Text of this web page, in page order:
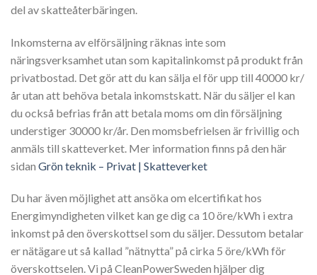
del av skatteåterbäringen.
Inkomsterna av elförsäljning räknas inte som
näringsverksamhet utan som kapitalinkomst på produkt från
privatbostad. Det gör att du kan sälja el för upp till 40000 kr/
år utan att behöva betala inkomstskatt. När du säljer el kan
du också befrias från att betala moms om din försäljning
understiger 30000 kr/år. Den momsbefrielsen är frivillig och
anmäls till skatteverket. Mer information finns på den här
sidan Grön teknik – Privat | Skatteverket
Du har även möjlighet att ansöka om elcertifikat hos
Energimyndigheten vilket kan ge dig ca 10 öre/kWh i extra
inkomst på den överskottsel som du säljer. Dessutom betalar
er nätägare ut så kallad ”nätnytta” på cirka 5 öre/kWh för
överskottselen. Vi på CleanPowerSweden hjälper dig